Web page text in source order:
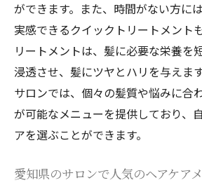
ができます。また、時間がない方に
実感できるクイックトリートメント
リートメントは、髪に必要な栄養を
浸透させ、髪にツヤとハリを与えま
サロンでは、個々の髪質や悩みに合
が可能なメニューを提供しており、
アを選ぶことができます。
愛知県のサロンで人気のヘアケア